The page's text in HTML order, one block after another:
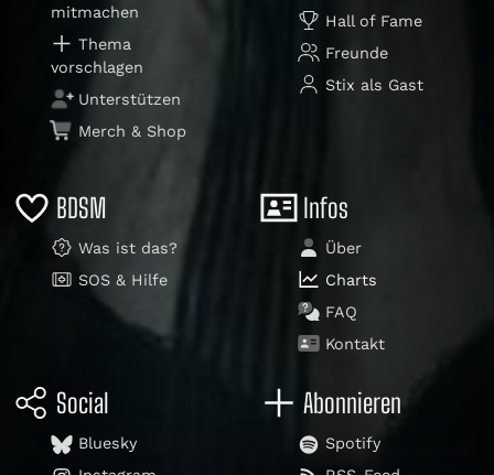
mitmachen
Thema
vorschlagen
Unterstützen
Merch & Shop
Hall of Fame
Freunde
Stix als Gast
BDSM
Was ist das?
SOS & Hilfe
Infos
Über
Charts
FAQ
Kontakt
Social
Bluesky
Abonnieren
Spotify